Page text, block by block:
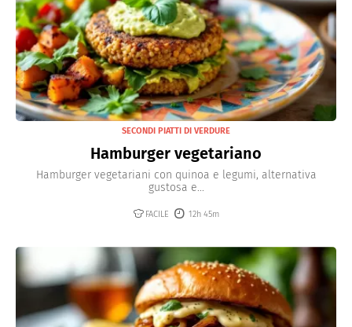
SECONDI PIATTI DI VERDURE
Hamburger vegetariano
Hamburger vegetariani con quinoa e legumi, alternativa
gustosa e...
FACILE 12h 45m